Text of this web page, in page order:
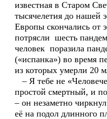
известная в Старом
тысячелетия до нашей
Европы скончались от
потрясли шесть
человек поразила
(«испанка») во время
из которых умерли 20
– Я тебе не
простой смертный, и
– он незаметно
её на подол длинного